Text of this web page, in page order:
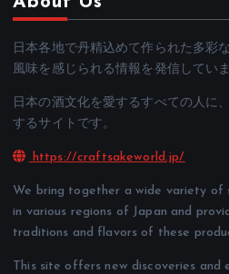
日本各地で丹精込めて作られた多彩
風味を感じられる情報を発信していま
日本の酒文化を愛するすべての人に
するサイトです。
https://craftsakeworld.jp/
We bring together a wide variety of
in various regions of Japan and
traditions and flavors of these
This site offers new discoveries